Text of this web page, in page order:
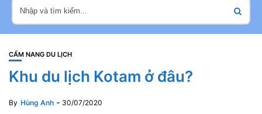
CẨM NANG DU LỊCH
Khu du lịch Kotam ở đâu?
By Hùng Anh 30/07/2020